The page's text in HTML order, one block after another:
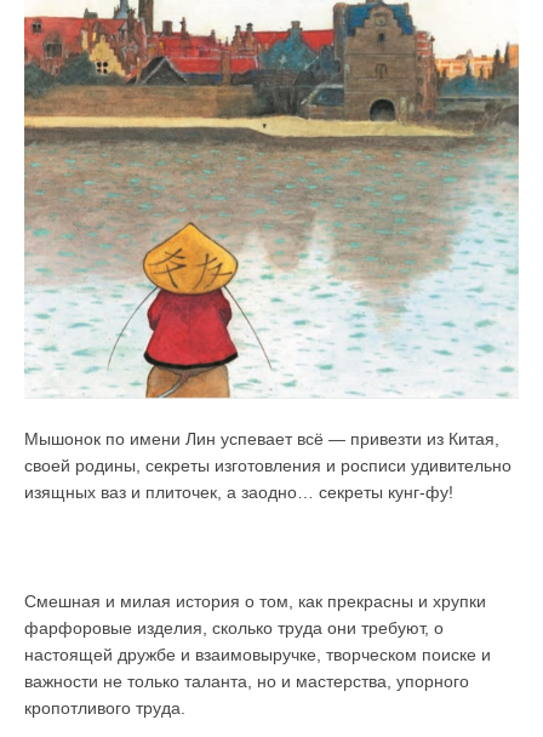
Мышонок по имени Лин успевает всё — привезти из Китая,
своей родины, секреты изготовления и росписи удивительно
изящных ваз и плиточек, а заодно… секреты кунг-фу!
Смешная и милая история о том, как прекрасны и хрупки
фарфоровые изделия, сколько труда они требуют, о
настоящей дружбе и взаимовыручке, творческом поиске и
важности не только таланта, но и мастерства, упорного
кропотливого труда.